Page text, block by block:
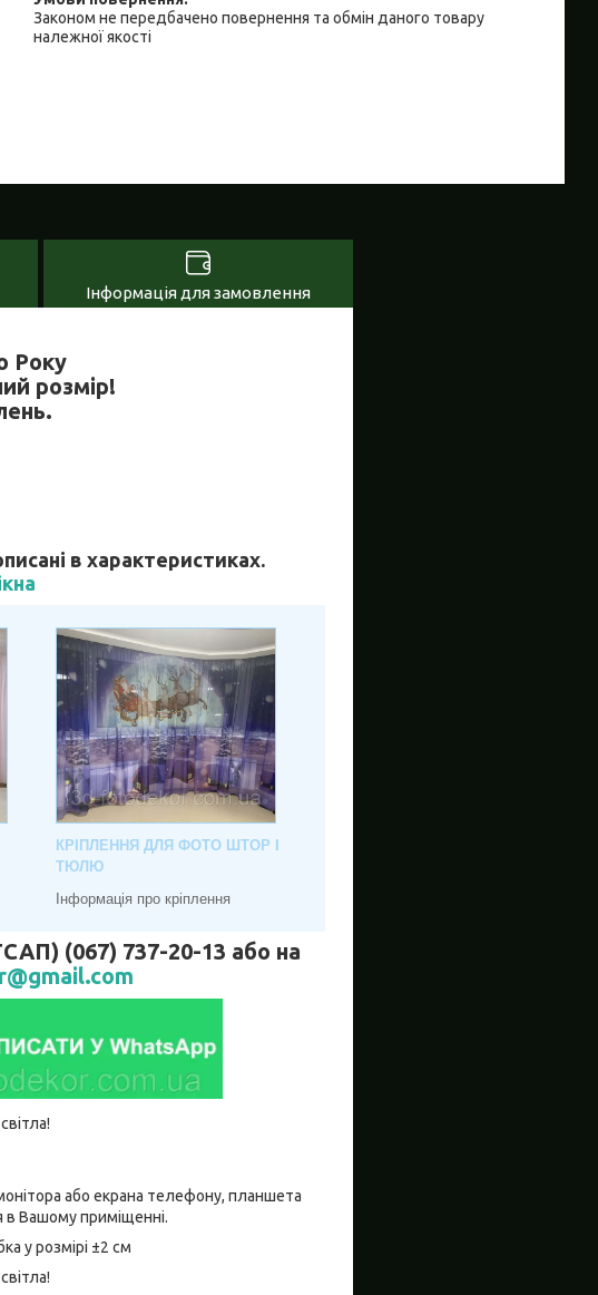
Законом не передбачено повернення та обмін даного товару
належної якості
Інформація для замовлення
Року
розмір!
в характеристиках.
КРІПЛЕННЯ ДЛЯ ФОТО ШТОР І
ТЮЛЮ
Інформація про кріплення
(067) 737-20-13 або на
або екрана телефону, планшета
в Вашому приміщенні.
у розмірі ±2 см